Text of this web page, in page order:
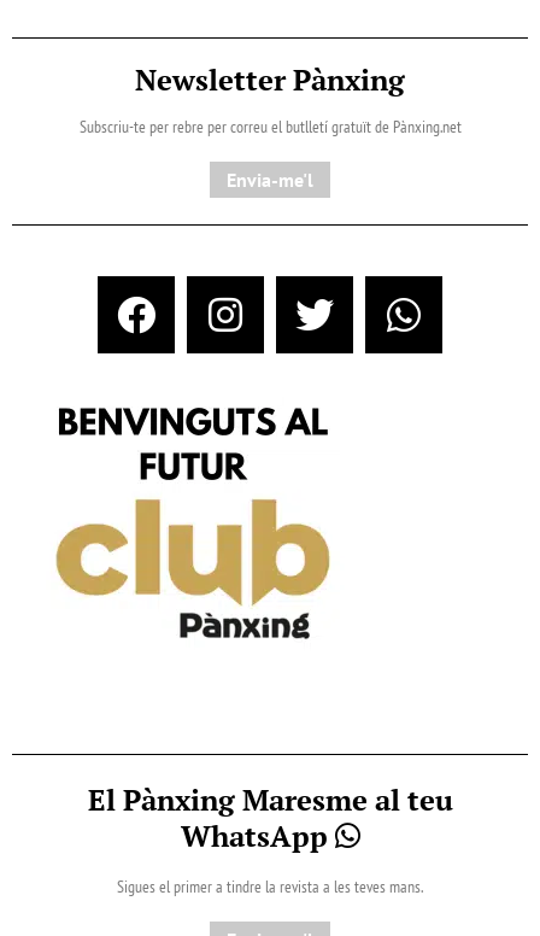
Newsletter Pànxing
Subscriu-te per rebre per correu el butlletí gratuït de Pànxing.net​
Envia-me'l
El Pànxing Maresme al teu
WhatsApp
Sigues el primer a tindre la revista a les teves mans.